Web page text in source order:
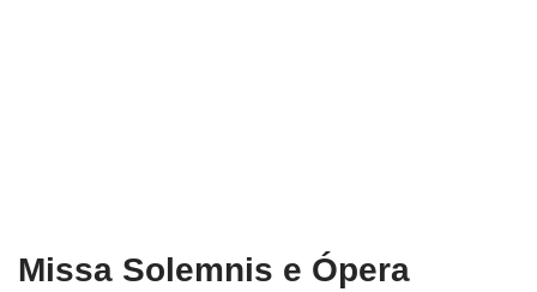
Missa Solemnis e Ópera